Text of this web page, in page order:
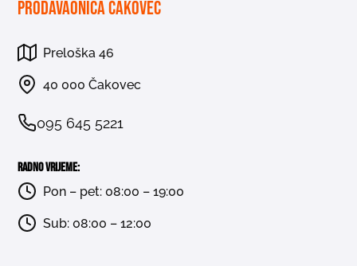
Prodavaonica Čakovec
Preloška 46
40 000 Čakovec
095 645 5221
Radno vrijeme:
Pon – pet: 08:00 – 19:00
Sub: 08:00 – 12:00